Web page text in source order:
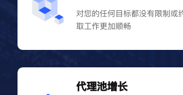
对您的任何目标都没有限制或
取工作更加顺畅
代理池增长